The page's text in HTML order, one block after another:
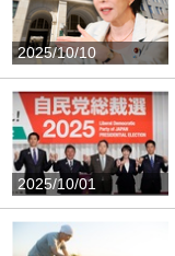
2025/10/10
2025/10/01